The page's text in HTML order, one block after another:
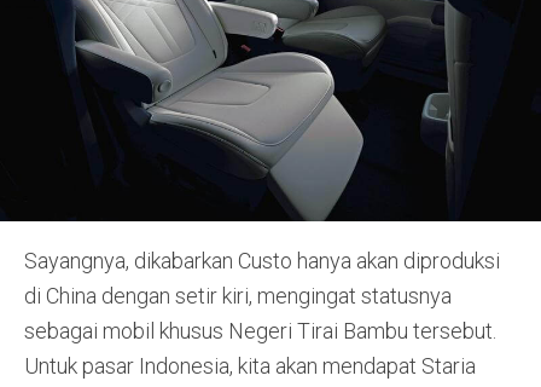
Sayangnya, dikabarkan Custo hanya akan diproduksi
di China dengan setir kiri, mengingat statusnya
sebagai mobil khusus Negeri Tirai Bambu tersebut.
Untuk pasar Indonesia, kita akan mendapat Staria